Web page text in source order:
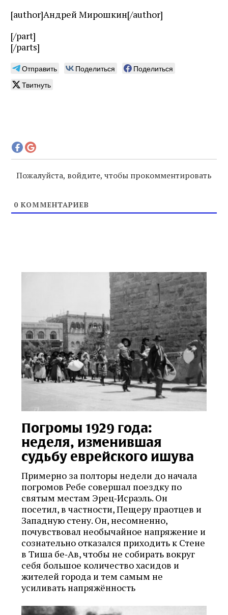
[author]Андрей Мирошкин[/author]
[/part]
[/parts]
Отправить Поделиться
Поделиться
Твитнуть
Пожалуйста, войдите, чтобы прокомментировать
0 КОММЕНТАРИЕВ
Погромы 1929 года:
неделя, изменившая
судьбу еврейского ишува
Примерно за полторы недели до начала
погромов Ребе совершал поездку по
святым местам Эрец‑Исраэль. Он
посетил, в частности, Пещеру праотцев и
Западную стену. Он, несомненно,
почувствовал необычайное напряжение и
сознательно отказался приходить к Стене
в Тиша бе‑Ав, чтобы не собирать вокруг
себя большое количество хасидов и
жителей города и тем самым не
усиливать напряжённость